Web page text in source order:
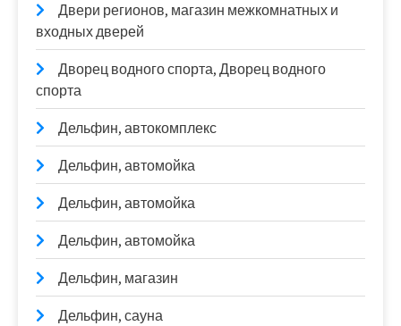
Двери регионов, магазин межкомнатных и
входных дверей
Дворец водного спорта, Дворец водного
спорта
Дельфин, автокомплекс
Дельфин, автомойка
Дельфин, автомойка
Дельфин, автомойка
Дельфин, магазин
Дельфин, сауна